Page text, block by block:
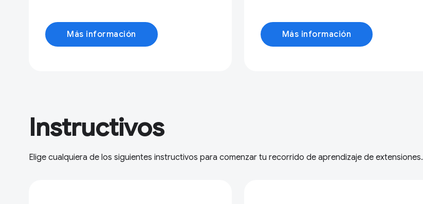
Más información Más información
Instructivos
Elige cualquiera de los siguientes instructivos para comenzar tu recorrido de aprendizaje de extensiones.